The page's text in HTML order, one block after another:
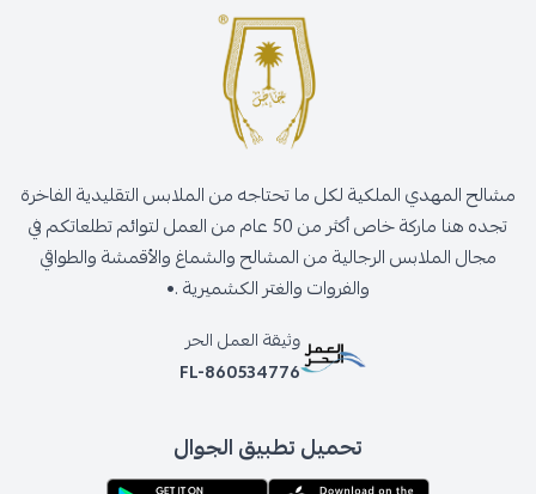
مشالح المهدي الملكية لكل ما تحتاجه من الملابس التقليدية الفاخرة
تجده هنا ماركة خاص أكثر من 50 عام من العمل لتوائم تطلعاتكم في
مجال الملابس الرجالية من المشالح والشماغ والأقمشة والطواقي
والفروات والغتر الكشميرية .•
وثيقة العمل الحر
FL-860534776
تحميل تطبيق الجوال